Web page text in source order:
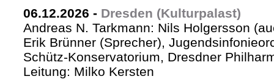
06.12.2026 - Dresden (Kulturpalast)
Andreas N. Tarkmann: Nils Holgersson
Erik Brünner (Sprecher),
Schütz-Konservatorium, Dresdner
Leitung: Milko Kersten